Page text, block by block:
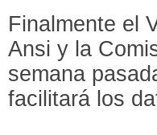
Finalmente el
Ansi y la
semana
facilitará los